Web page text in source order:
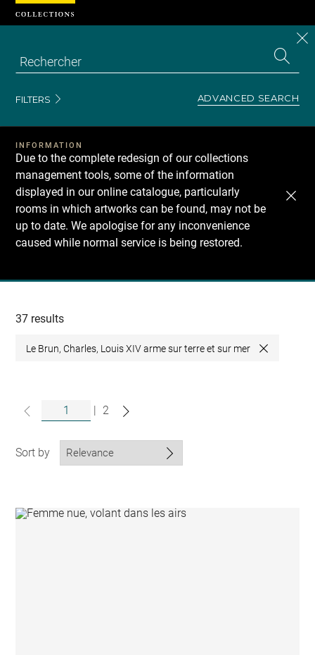
FILTERS ADVANCED SEARCH
INFORMATION
Due to the complete redesign of our collections
management tools, some of the information
displayed in our online catalogue, particularly
rooms in which artworks can be found, may not be
up to date. We apologise for any inconvenience
caused while normal service is being restored.
Recherche
collections
37 results
Le Brun, Charles, Louis XIV arme sur terre et sur mer Close
2
Sort by
Cookies management panel